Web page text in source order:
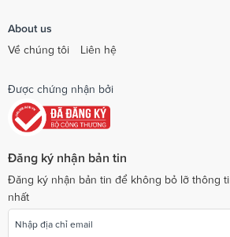
About us
Về chúng tôi
Liên hệ
Được chứng nhận bởi
Đăng ký nhận bản tin
Đăng ký nhận bản tin để không bỏ lỡ thông
nhất